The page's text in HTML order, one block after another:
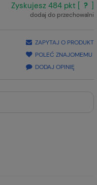
Zyskujesz 484 pkt [ ?
dodaj do przechowalni
ZAPYTAJ O PRODUKT
POLEĆ ZNAJOMEMU
DODAJ OPINIĘ